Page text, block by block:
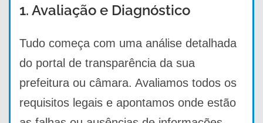
1. Avaliação e Diagnóstico
Tudo começa com uma análise detalhada
do portal de transparência da sua
prefeitura ou câmara. Avaliamos todos os
requisitos legais e apontamos onde estão